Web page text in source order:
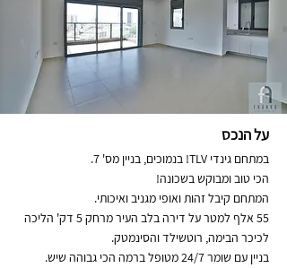
על הנכס
במתחם גינדי TLV! בנמוכים, בניין מס' 7.
הכי טוב ומבוקש בשכונה!
המתחם קיבל זהות ואופי מגניב ואיכותי.
55 אלף למטר על דירה בלב העיר מרחק 5 דק' הליכה
לכיכר הבימה, רוטשילד והסינמטק.
בניין עם שומר 24/7 מטופל ברמה הכי גבוהה שיש.